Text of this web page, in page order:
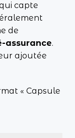
capte
de
assurance.
ajoutée
« Capsule